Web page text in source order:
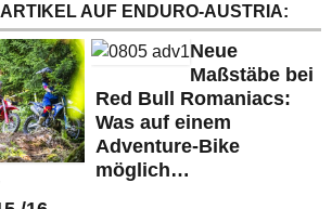
AUF ENDURO-AUSTRIA:
Neue
Maßstäbe bei
Red Bull Romaniacs:
Was auf einem
Adventure-Bike
möglich…